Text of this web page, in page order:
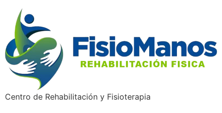
Centro de Rehabilitación y Fisioterapia